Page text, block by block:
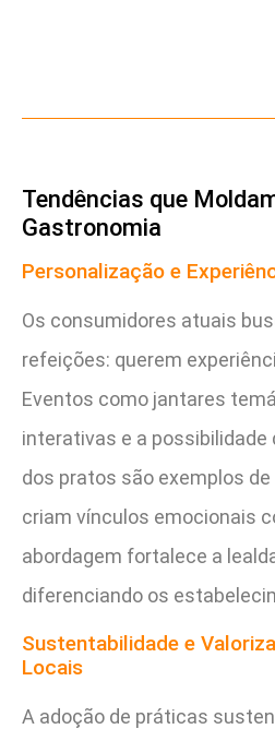
Tendências que
Gastronomia
Personalização e
Os consumidores atuais
refeições: querem
Eventos como jantares
interativas e a possibilidade
dos pratos são exemplos
criam vínculos emocionais
abordagem fortalece a
diferenciando os
Sustentabilidade e
Locais
A adoção de práticas